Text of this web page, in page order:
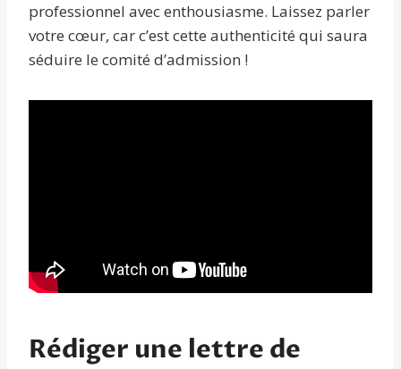
professionnel avec enthousiasme. Laissez parler
votre cœur, car c’est cette authenticité qui saura
séduire le comité d’admission !
Rédiger une lettre de